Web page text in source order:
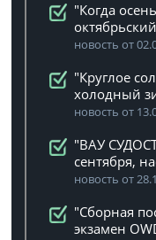
"Когда
новость от
"Круглое
холодный
новость от
"ВАУ
сентября,
новость от
"Сборная
экзамен